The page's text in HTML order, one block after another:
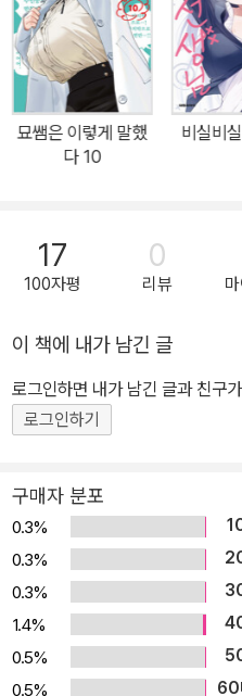
묘쌤은 이렇게 말했
다 10
비실비
17
100자평
0
리뷰
이 책에 내가 남긴 글
로그인하면 내가 남긴 글과 친구
로그인하기
구매자 분포
0.3%
0.3%
0.3%
1.4%
0.5%
0.5%
60